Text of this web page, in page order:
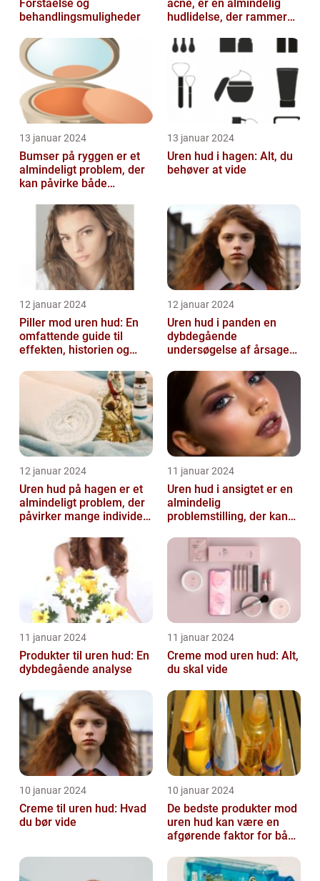
Forståelse og
behandlingsmuligheder
acne, er en almindelig
hudlidelse, der rammer
13 januar 2024
Bumser på ryggen er et
almindeligt problem, der
kan påvirke både
13 januar 2024
Uren hud i hagen: Alt, du
behøver at vide
12 januar 2024
Piller mod uren hud: En
omfattende guide til
effekten, historien og
12 januar 2024
Uren hud i panden en
dybdegående
undersøgelse af årsager
12 januar 2024
Uren hud på hagen er et
almindeligt problem, der
påvirker mange individer,
interesse...
11 januar 2024
Uren hud i ansigtet er en
almindelig
problemstilling, der kan
og voksne
11 januar 2024
Produkter til uren hud: En
dybdegående analyse
11 januar 2024
Creme mod uren hud: Alt,
du skal vide
10 januar 2024
Creme til uren hud: Hvad
du bør vide
10 januar 2024
De bedste produkter mod
uren hud kan være en
afgørende faktor for både
lide...